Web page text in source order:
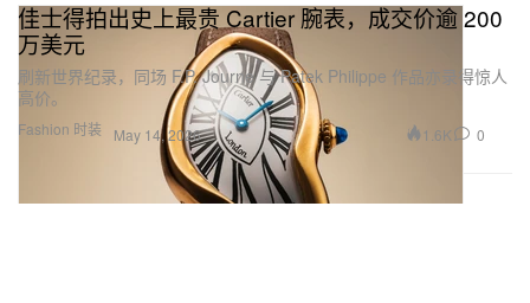
Fashion 时装
佳士得拍出史上最贵 Cartier 腕表，成交价逾 200
万美元
刷新世界纪录，同场 F.P. Journe 与 Patek Philippe 作品亦录得惊人
高价。
May 14, 2026 1.6K 0